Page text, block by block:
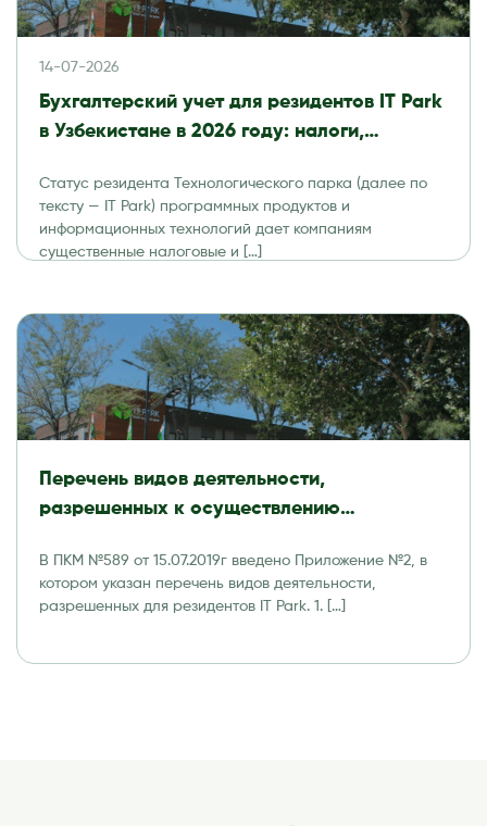
14-07-2026
Бухгалтерский учет для резидентов IT Park
в Узбекистане в 2026 году: налоги,
Статус резидента Технологического парка (далее по
тексту — IT Park) программных продуктов и
информационных технологий дает компаниям
существенные налоговые и […]
Перечень видов деятельности,
разрешенных к осуществлению
программных продуктов и
информационных технологий (IT Park)
В ПКМ №589 от 15.07.2019г введено Приложение №2, в
котором указан перечень видов деятельности,
разрешенных для резидентов IT Park. 1. […]